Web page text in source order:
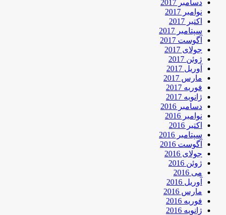
دسامبر 2017
نوامبر 2017
اکتبر 2017
سپتامبر 2017
آگوست 2017
جولای 2017
ژوئن 2017
آوریل 2017
مارس 2017
فوریه 2017
ژانویه 2017
دسامبر 2016
نوامبر 2016
اکتبر 2016
سپتامبر 2016
آگوست 2016
جولای 2016
ژوئن 2016
می 2016
آوریل 2016
مارس 2016
فوریه 2016
ژانویه 2016